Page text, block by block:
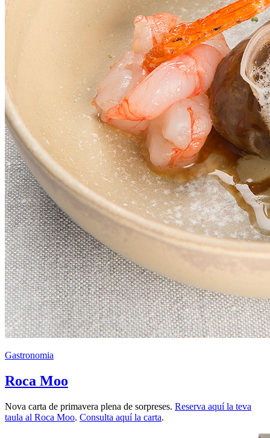
Gastronomia
Roca Moo
Nova carta de primavera plena de sorpreses. Reserva aquí la teva
taula al Roca Moo. Consulta aquí la carta.